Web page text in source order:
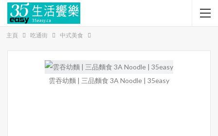
主頁 吃通街 中式美食
雲吞幼麵 | 三品麵食 3A Noodle | 35easy